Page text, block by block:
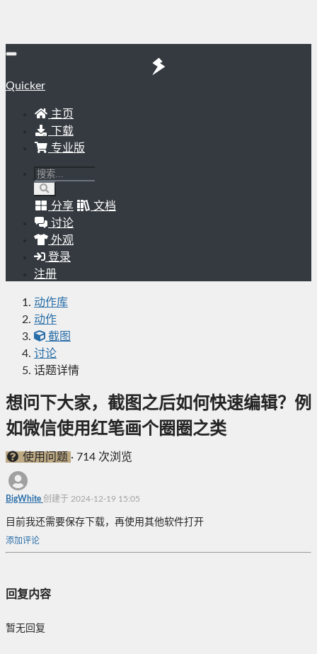
Quicker
主页
下载
专业版
分享
文档
讨论
外观
登录
注册
动作库
动作
截图
讨论
话题详情
想问下大家，截图之后如何快速编辑？例
如微信使用红笔画个圈圈之类
使用问题 · 714 次浏览
BigWhite 创建于 2024-12-19 15:05
目前我还需要保存下载，再使用其他软件打开
添加评论
回复内容
暂无回复